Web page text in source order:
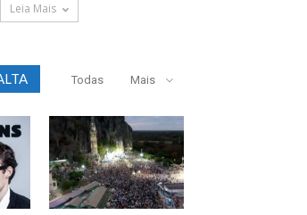
Leia Mais
Todas Mais